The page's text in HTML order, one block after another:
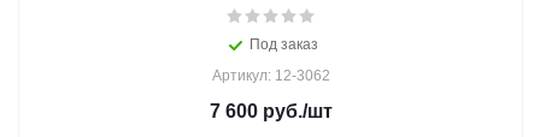
Под заказ
Артикул: 12-3062
7 600 руб./шт